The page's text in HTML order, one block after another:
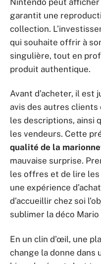
garantit une
collection.
qui souhaite offrir à
singulière, tout en
produit authentique.
Avant d’acheter, il est
avis des autres
les descriptions, ainsi
les vendeurs. Cette
qualité de la
mauvaise surprise.
les offres et de lire
une expérience
d’accueillir chez soi
sublimer la déco Mario
En un clin d’œil, une
change la donne dans